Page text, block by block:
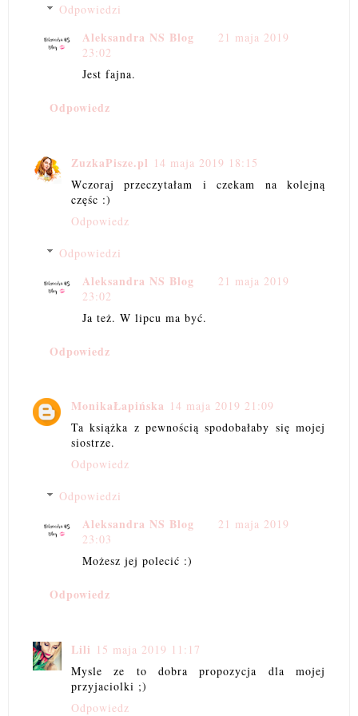
Odpowiedzi
Aleksandra NS Blog
21 maja 2019
23:02
Jest fajna.
Odpowiedz
ZuzkaPisze.pl 14 maja 2019 18:15
Wczoraj przeczytałam i czekam na kolejną
częśc :)
Odpowiedz
Odpowiedzi
Aleksandra NS Blog
21 maja 2019
23:02
Ja też. W lipcu ma być.
Odpowiedz
MonikaŁapińska 14 maja 2019 21:09
Ta książka z pewnością spodobałaby się mojej
siostrze.
Odpowiedz
Odpowiedzi
Aleksandra NS Blog
21 maja 2019
23:03
Możesz jej polecić :)
Odpowiedz
Lili 15 maja 2019 11:17
Mysle ze to dobra propozycja dla mojej
przyjaciolki ;)
Odpowiedz